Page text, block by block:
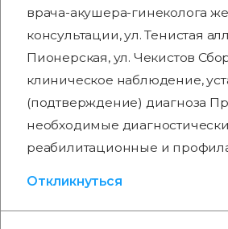
врача-акушера-гинеколога
консультации, ул. Тенистая
Пионерская, ул. Чекистов
клиническое наблюдение,
(подтверждение) диагноза
необходимые
реабилитационные и
Откликнуться